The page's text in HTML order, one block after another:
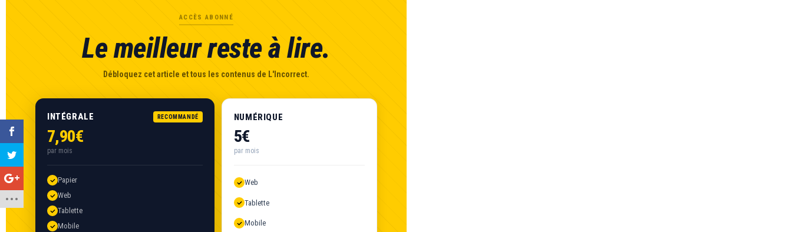
ACCÈS ABONNÉ
Le meilleur reste à lire.
Débloquez cet article et tous les contenus de L'Incorrect.
INTÉGRALE RECOMMANDÉ
7,90€
par mois
Papier
Web
Tablette
Mobile
NUMÉRIQUE
5€
par mois
Web
Tablette
Mobile